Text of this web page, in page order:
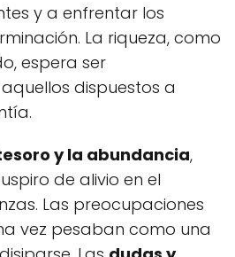
y a enfrentar los
La riqueza, como
espera ser
dispuestos a
y la abundancia,
de alivio en el
Las preocupaciones
vez pesaban como una